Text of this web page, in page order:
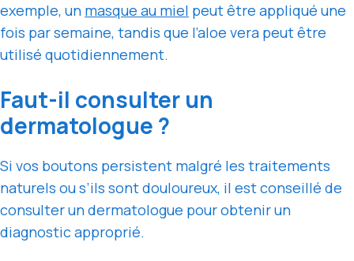
exemple, un masque au miel peut être appliqué une
fois par semaine, tandis que l’aloe vera peut être
utilisé quotidiennement.
Faut-il consulter un
dermatologue ?
Si vos boutons persistent malgré les traitements
naturels ou s’ils sont douloureux, il est conseillé de
consulter un dermatologue pour obtenir un
diagnostic approprié.